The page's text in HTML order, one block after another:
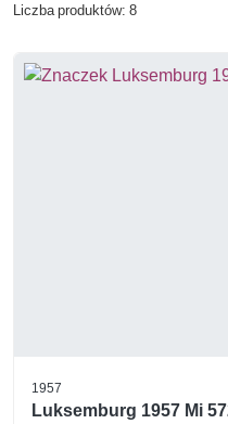
Liczba produktów: 8
1957
Luksemburg 1957 Mi